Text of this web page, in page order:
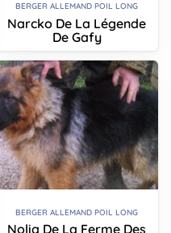
BERGER ALLEMAND POIL LONG
Narcko De La Légende
De Gafy
BERGER ALLEMAND POIL LONG
Nolia De La Ferme Des